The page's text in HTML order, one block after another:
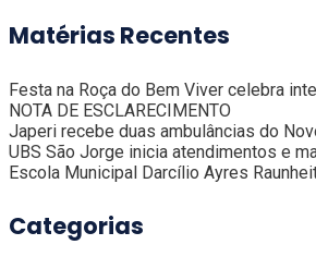
Matérias Recentes
Festa na Roça do Bem Viver celebra
NOTA DE ESCLARECIMENTO
Japeri recebe duas ambulâncias do
UBS São Jorge inicia atendimentos e
Escola Municipal Darcílio Ayres
Categorias